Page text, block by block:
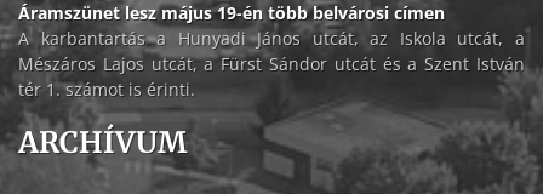
Áramszünet lesz május 19-én több belvárosi címen
A karbantartás a Hunyadi János utcát, az Iskola utcát, a
Mészáros Lajos utcát, a Fürst Sándor utcát és a Szent István
tér 1. számot is érinti.
ARCHÍVUM